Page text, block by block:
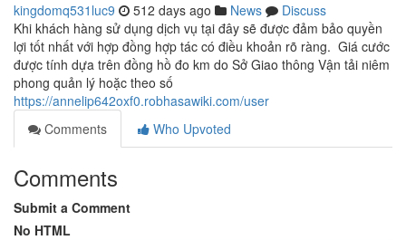
kingdomq531luc9 512 days ago News
Discuss
Khi khách hàng sử dụng dịch vụ tại đây sẽ được đảm bảo quyền
lợi tốt nhất với hợp đồng hợp tác có điều khoản rõ ràng. Giá cước
được tính dựa trên đồng hồ đo km do Sở Giao thông Vận tải niêm
phong quản lý hoặc theo số
https://annelip642oxf0.robhasawiki.com/user
Comments
Who Upvoted
Comments
Submit a Comment
No HTML